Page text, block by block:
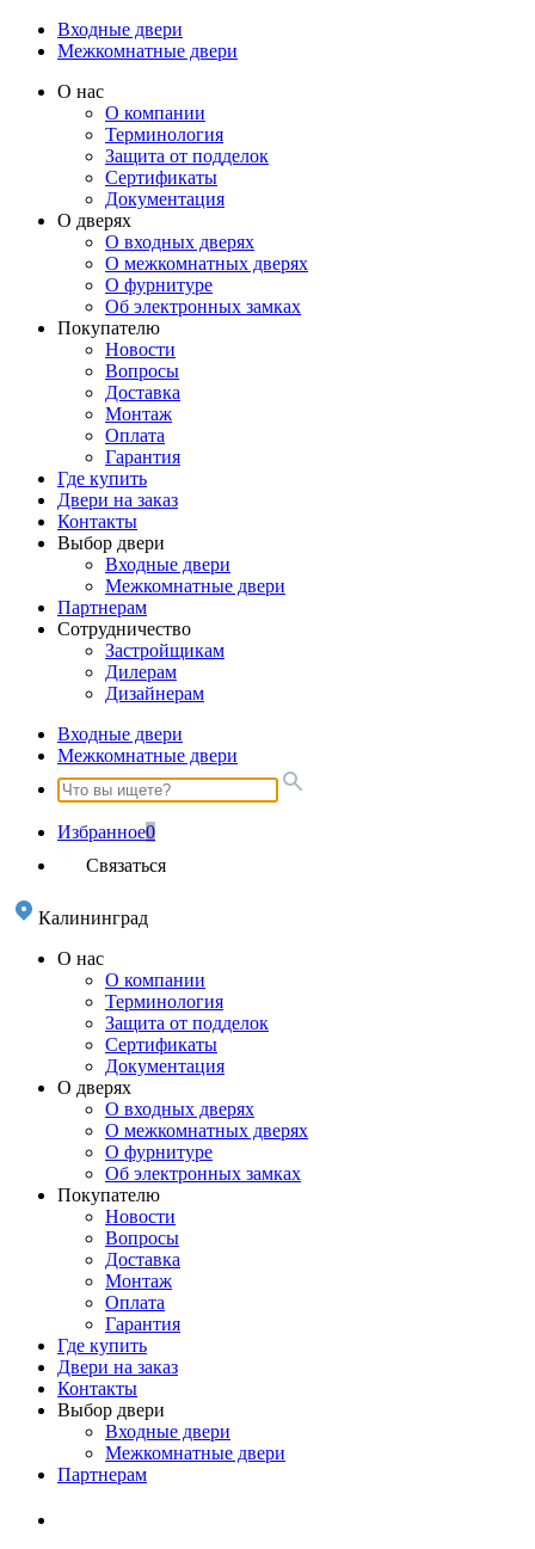
Входные двери
Межкомнатные двери
О нас
О компании
Терминология
Защита от подделок
Сертификаты
Документация
О дверях
О входных дверях
О межкомнатных дверях
О фурнитуре
Об электронных замках
Покупателю
Новости
Вопросы
Доставка
Монтаж
Оплата
Гарантия
Где купить
Двери на заказ
Контакты
Выбор двери
Входные двери
Межкомнатные двери
Партнерам
Сотрудничество
Застройщикам
Дилерам
Дизайнерам
Входные двери
Межкомнатные двери
Избранное0
Связаться
Калининград
О нас
О компании
Терминология
Защита от подделок
Сертификаты
Документация
О дверях
О входных дверях
О межкомнатных дверях
О фурнитуре
Об электронных замках
Покупателю
Новости
Вопросы
Доставка
Монтаж
Оплата
Гарантия
Где купить
Двери на заказ
Контакты
Выбор двери
Входные двери
Межкомнатные двери
Партнерам